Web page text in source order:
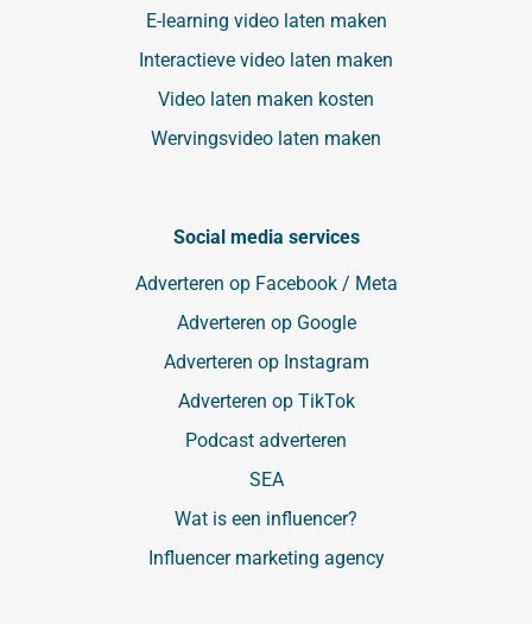
E-learning video laten maken
Interactieve video laten maken
Video laten maken kosten
Wervingsvideo laten maken
Social media services
Adverteren op Facebook / Meta
Adverteren op Google
Adverteren op Instagram
Adverteren op TikTok
Podcast adverteren
SEA
Wat is een influencer?
Influencer marketing agency